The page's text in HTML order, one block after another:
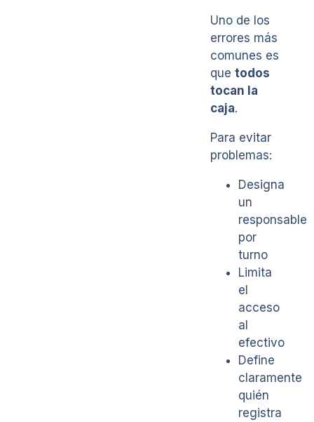
Uno de los
errores más
comunes es
que todos
tocan la
caja.
Para evitar
problemas:
Designa
un
responsable
por
turno
Limita
el
acceso
al
efectivo
Define
claramente
quién
registra